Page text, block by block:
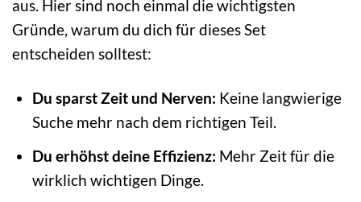
aus. Hier sind noch einmal die wichtigsten
Gründe, warum du dich für dieses Set
entscheiden solltest:
Du sparst Zeit und Nerven: Keine langwierige
Suche mehr nach dem richtigen Teil.
Du erhöhst deine Effizienz: Mehr Zeit für die
wirklich wichtigen Dinge.